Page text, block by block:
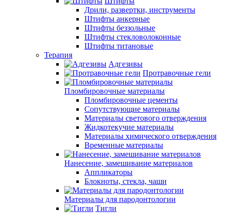
Дрили, развертки, инструменты
Штифты анкерные
Штифты беззольные
Штифты стекловолоконные
Штифты титановые
Терапия
Адгезивы
Протравочные гели
Пломбировочные материалы
Пломбировочные цементы
Сопутствующие материалы
Материалы светового отверждения
Жидкотекучие материалы
Материалы химического отверждения
Временные материалы
Нанесение, замешивание материалов
Аппликаторы
Блокноты, стекла, чаши
Материалы для пародонтологии
Тигли